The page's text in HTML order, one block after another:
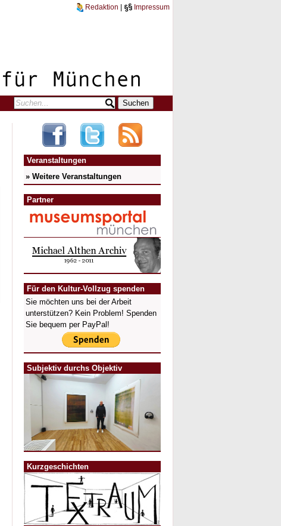
Redaktion Impressum
Veranstaltungen
» Weitere Veranstaltungen
Partner
Für den Kultur-Vollzug spenden
Sie möchten uns bei der Arbeit
unterstützen? Kein Problem! Spenden
Sie bequem per PayPal!
Subjektiv durchs Objektiv
Kurzgeschichten